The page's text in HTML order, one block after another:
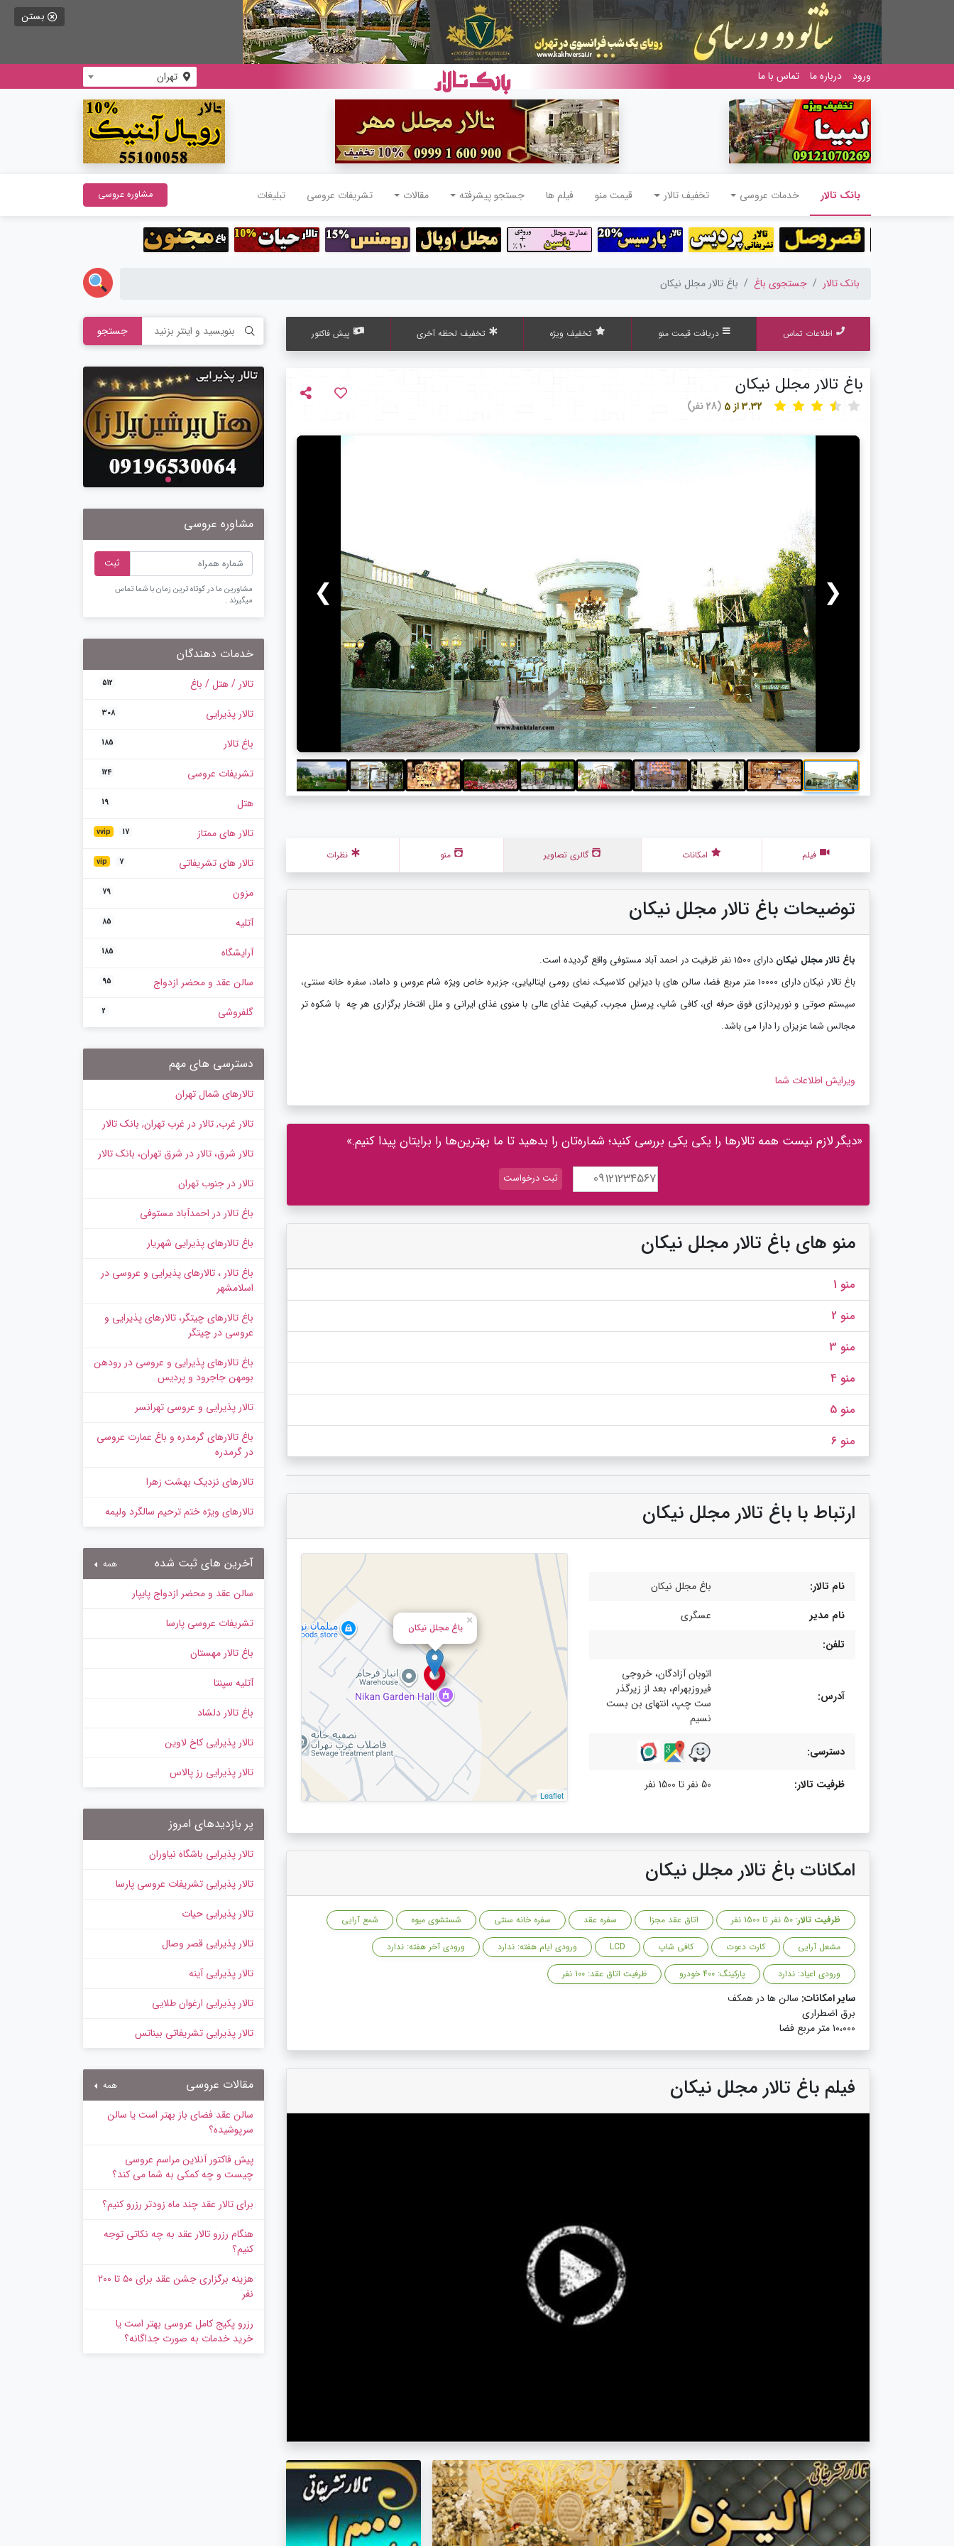
بستن
ورود درباره ما تماس با ما تهران
بانک تالار خدمات عروسی تخفیف تالار قیمت منو فیلم ها جستجو پیشرفته مقالات تشریفات عروسی تبلیغات مشاوره عروسی
بانک تالار جستجوی باغ باغ تالار مجلل نیکان
اطلاعات تماس دریافت قیمت منو تخفیف ویژه تخفیف لحظه آخری پیش فاکتور
باغ تالار مجلل نیکان
(28 نفر)
❮
❯
فیلم امکانات گالری تصاویر منو نظرات
توضیحات باغ تالار مجلل نیکان
باغ تالار مجلل نیکان دارای 1500 نفر ظرفیت در احمد آباد مستوفی واقع گردیده است.
باغ تالار نیکان دارای 10000 متر مربع فضا، سالن های با دیزاین کلاسیک، نمای رومی ایتالیایی، جزیره خاص ویژه شام عروس و داماد، سفره خانه سنتی،
سیستم صوتی و نورپردازی فوق حرفه ای، کافی شاپ، پرسنل مجرب، کیفیت غذای عالی با منوی غذای ایرانی و ملل افتخار برگزاری هر چه با شکوه تر
مجالس شما عزیزان را دارا می باشد.
ویرایش اطلاعات شما
«دیگر لازم نیست همه تالارها را یکی یکی بررسی کنید؛ شماره‌تان را بدهید تا ما بهترین‌ها را برایتان پیدا کنیم.»
منو های باغ تالار مجلل نیکان
منو 1
منو 2
منو 3
منو 4
منو 5
منو 6
ارتباط با باغ تالار مجلل نیکان
نام تالار:
باغ مجلل نیکان
نام مدیر
عسگری
تلفن:
آدرس:
اتوبان آزادگان، خروجی
فیروزبهرام، بعد از زیرگذر
ست چپ، انتهای بن بست
نسیم
دسترسی:
ظرفیت تالار: 50 نفر تا 1500 نفر
باغ مجلل نیکان
×
Leaflet
امکانات باغ تالار مجلل نیکان
ظرفیت تالار: 50 نفر تا 1500 نفر اتاق عقد مجزا سفره عقد سفره خانه سنتی شستشوی میوه
شمع آرایی
مشعل آرایی
کارت دعوت کافی شاپ LCD ورودی ایام هفته: ندارد
ورودی آخر هفته: ندارد
ورودی اعیاد: ندارد
پارکینگ: 400 خودرو ظرفیت اتاق عقد: 100 نفر
سایر امکانات: سالن ها در همکف
برق اضطراری
۱۰،۰۰۰ متر مربع فضا
فیلم باغ تالار مجلل نیکان
جستجو
مشاوره عروسی
ثبت
مشاورین ما در کوتاه ترین زمان با شما تماس
میگیرند .
خدمات دهندگان
تالار / هتل / باغ 512
تالار پذیرایی 308
باغ تالار 185
تشریفات عروسی 124
هتل 19
تالار های ممتاز vvip 17
تالار های تشریفاتی vip 7
مزون 79
آتلیه 85
آرایشگاه 185
سالن عقد و محضر ازدواج 95
گلفروشی 2
دسترسی های مهم
تالارهای شمال تهران
تالار غرب, تالار در غرب تهران, بانک تالار
تالار شرق، تالار در شرق تهران، بانک تالار
تالار در جنوب تهران
باغ تالار در احمدآباد مستوفی
باغ تالارهای پذیرایی شهریار
باغ تالار ، تالارهای پذیرایی و عروسی در
اسلامشهر
باغ تالارهای چیتگر، تالارهای پذیرایی و
عروسی در چیتگر
باغ تالارهای پذیرایی و عروسی در رودهن
بومهن جاجرود و پردیس
تالار پذیرایی و عروسی تهرانسر
باغ تالارهای گرمدره و باغ عمارت عروسی
در گرمدره
تالارهای نزدیک بهشت زهرا
تالارهای ویژه ختم ترحیم سالگرد ولیمه
آخرین های ثبت شده همه
سالن عقد و محضر ازدواج پایپار
تشریفات عروسی پارسا
باغ تالار مهستان
آتلیه سپنتا
باغ تالار دلشاد
تالار پذیرایی کاخ لاوین
تالار پذیرایی رز پالاس
پر بازدیدهای امروز
تالار پذیرایی باشگاه نیاوران
تالار پذیرایی تشریفات عروسی پارسا
تالار پذیرایی حیات
تالار پذیرایی قصر وصال
تالار پذیرایی آینه
تالار پذیرایی ارغوان طلایی
تالار پذیرایی تشریفاتی بیناتس
مقالات عروسی همه
سالن عقد فضای باز بهتر است یا سالن
سرپوشیده؟
پیش‌ فاکتور آنلاین مراسم عروسی
چیست و چه کمکی به شما می کند؟
برای تالار عقد چند ماه زودتر رزرو کنیم؟
هنگام رزرو تالار عقد به چه نکاتی توجه
کنیم؟
هزینه برگزاری جشن عقد برای ۵۰ تا ۲۰۰
نفر
رزرو پکیج کامل عروسی بهتر است یا
خرید خدمات به‌ صورت جداگانه؟